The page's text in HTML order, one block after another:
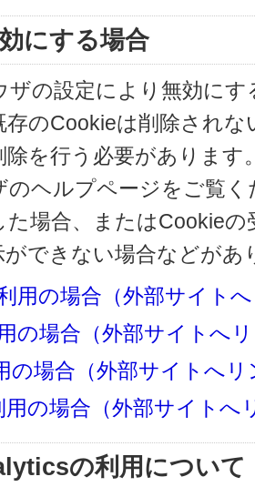
にする場合
ザの設定により無効に
存のCookieは削除され
除を行う必要があります
のヘルプページをご覧く
た場合、またはCookie
ができない場合などが
用の場合（外部サイト
の場合（外部サイトへ
の場合（外部サイトへリ
用の場合（外部サイトへ
の利用について